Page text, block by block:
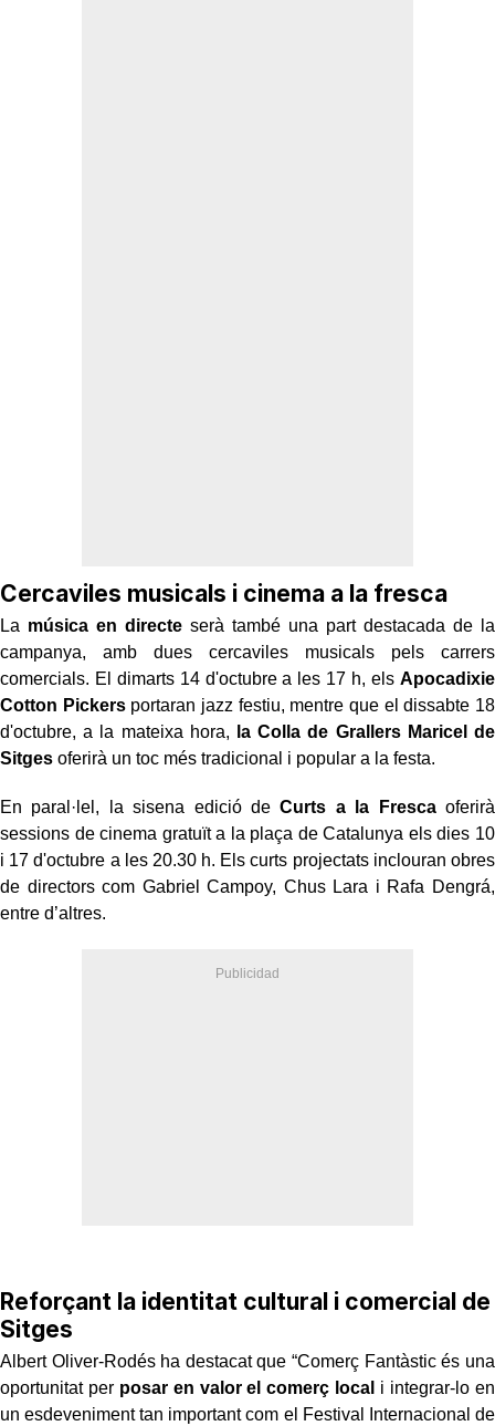
Cercaviles musicals i cinema a la fresca
La música en directe serà també una part destacada de la
campanya, amb dues cercaviles musicals pels carrers
comercials. El dimarts 14 d'octubre a les 17 h, els Apocadixie
Cotton Pickersportaran jazz festiu, mentre que el dissabte 18
d'octubre, a la mateixa hora,
la Colla de Grallers Maricel de
Sitges oferirà un toc més tradicional i popular a la festa.
En paral·lel, la sisena edició deCurts a la Frescaoferirà
sessions de cinema gratuït a la plaça de Catalunya els dies 10
i 17 d'octubre a les 20.30 h. Els curts projectats inclouran obres
de directors com Gabriel Campoy, Chus Lara i Rafa Dengrá,
entre d’altres.
Reforçant la identitat cultural i comercial de
Sitges
Albert Oliver-Rodés ha destacat que “Comerç Fantàstic és una
oportunitat per posar en valor el comerç local i integrar-lo en
un esdeveniment tan important com el Festival Internacional de